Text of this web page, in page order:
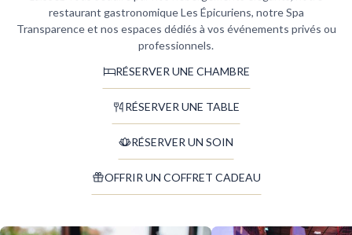
restaurant gastronomique Les Épicuriens, notre Spa
Transparence et nos espaces dédiés à vos événements privés ou
professionnels.
RÉSERVER UNE CHAMBRE
RÉSERVER UNE TABLE
RÉSERVER UN SOIN
OFFRIR UN COFFRET CADEAU